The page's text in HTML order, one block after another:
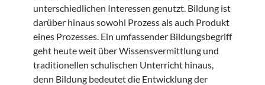
unterschiedlichen Interessen genutzt. Bildung ist
darüber hinaus sowohl Prozess als auch Produkt
eines Prozesses. Ein umfassender Bildungsbegriff
geht heute weit über Wissensvermittlung und
traditionellen schulischen Unterricht hinaus,
denn Bildung bedeutet die Entwicklung der